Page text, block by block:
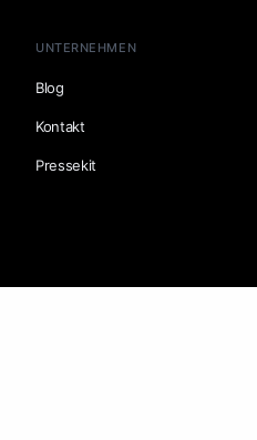
UNTERNEHMEN
Blog
Kontakt
Pressekit